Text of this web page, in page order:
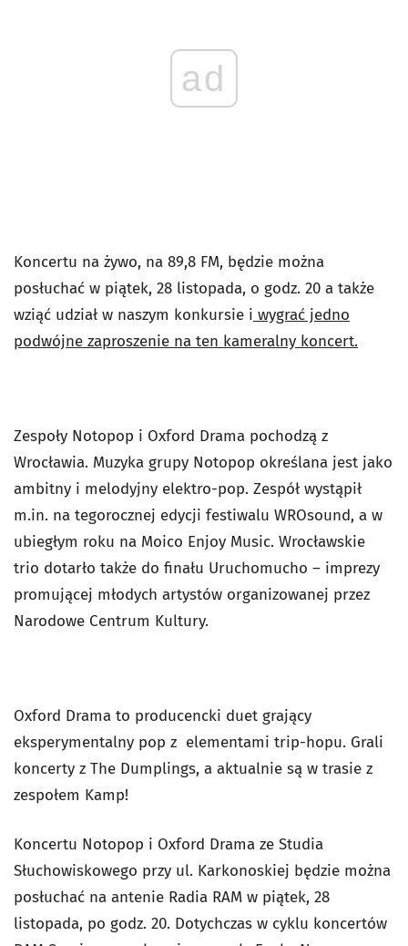
ad
Koncertu na żywo, na 89,8 FM, będzie można
posłuchać w piątek, 28 listopada, o godz. 20 a także
wziąć udział w naszym konkursie i wygrać jedno
podwójne zaproszenie na ten kameralny koncert.
Zespoły Notopop i Oxford Drama pochodzą z
Wrocławia. Muzyka grupy Notopop określana jest jako
ambitny i melodyjny elektro-pop. Zespół wystąpił
m.in. na tegorocznej edycji festiwalu WROsound, a w
ubiegłym roku na Moico Enjoy Music. Wrocławskie
trio dotarło także do finału Uruchomucho – imprezy
promującej młodych artystów organizowanej przez
Narodowe Centrum Kultury.
Oxford Drama to producencki duet grający
eksperymentalny pop z elementami trip-hopu. Grali
koncerty z The Dumplings, a aktualnie są w trasie z
zespołem Kamp!
Koncertu Notopop i Oxford Drama ze Studia
Słuchowiskowego przy ul. Karkonoskiej będzie można
posłuchać na antenie Radia RAM w piątek, 28
listopada, po godz. 20. Dotychczas w cyklu koncertów